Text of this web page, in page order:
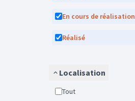
En cours de réalisation
Réalisé
Localisation
Tout